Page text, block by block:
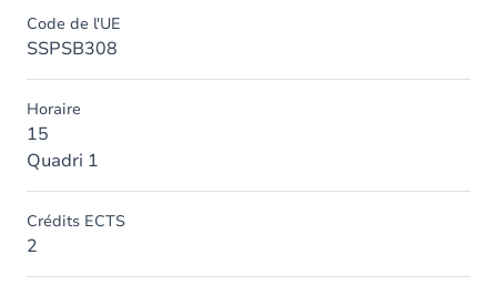
Code de l'UE
SSPSB308
Horaire
15
Quadri 1
Crédits ECTS
2